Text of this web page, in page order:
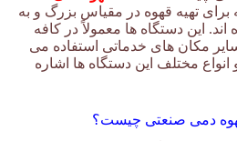
برای تهیه قهوه در مقیاس بزرگ و به
این دستگاه ها معمولاً در کافه
مکان های خدماتی استفاده می
مختلف این دستگاه ها اشاره
دمی صنعتی چیست؟